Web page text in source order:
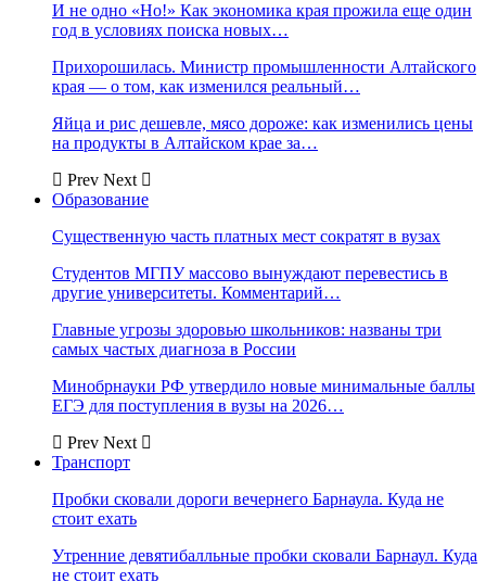
И не одно «Но!» Как экономика края прожила еще один
год в условиях поиска новых…
Прихорошилась. Министр промышленности Алтайского
края — о том, как изменился реальный…
Яйца и рис дешевле, мясо дороже: как изменились цены
на продукты в Алтайском крае за…
Prev Next
Образование
Существенную часть платных мест сократят в вузах
Студентов МГПУ массово вынуждают перевестись в
другие университеты. Комментарий…
Главные угрозы здоровью школьников: названы три
самых частых диагноза в России
Минобрнауки РФ утвердило новые минимальные баллы
ЕГЭ для поступления в вузы на 2026…
Prev Next
Транспорт
Пробки сковали дороги вечернего Барнаула. Куда не
стоит ехать
Утренние девятибалльные пробки сковали Барнаул. Куда
не стоит ехать